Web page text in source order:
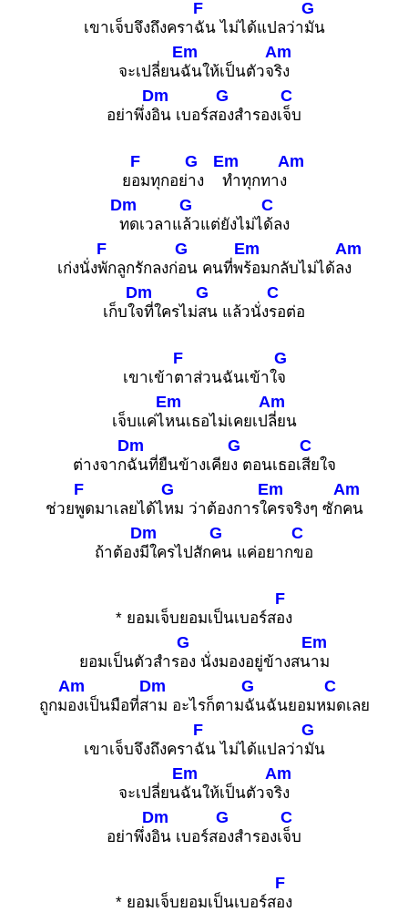
เขาเจ็บจึงถึงครา
F
ฉัน ไม่ได้แปลว่า
G
มัน
จะเปลี่ยน
Em
ฉันให้เป็นตัวจ
Am
ริง
อย่าพึ่ง
Dm
อิน เบอร์ส
G
องสำรองเ
C
จ็บ
ย
F
อมทุกอย่
G
าง
Em
ทำทุกทาง
Am
Dm
ทดเวลาแ
G
ล้วแต่ยังไม่ไ
C
ด้ลง
เก่งนั่ง
F
พักลูกรักลงก่
G
อน คนที่พ
Em
ร้อมกลับไม่ได้ล
Am
ง
เก็บใ
Dm
จที่ใครไม่
G
สน แล้วนั่ง
C
รอต่อ
เขาเข้า
F
ตาส่วนฉันเข้าใ
G
จ
เจ็บแค่ไ
Em
หนเธอไม่เคยเป
Am
ลี่ยน
ต่างจาก
Dm
ฉันที่ยืนข้างเคีย
G
ง ตอนเธอเ
C
สียใจ
ช่วย
F
พูดมาเลยได้ไ
G
หม ว่าต้องการใ
Em
ครจริงๆ ซัก
Am
คน
ถ้าต้อง
Dm
มีใครไปสัก
G
คน แค่อยาก
C
ขอ
* ยอมเจ็บยอมเป็นเบอร์ส
F
อง
ยอมเป็นตัวสำร
G
อง นั่งมองอยู่ข้างสน
Em
าม
ถูกม
Am
องเป็นมือที่ส
Dm
าม อะไรก็ตาม
G
ฉันฉันยอมห
C
มดเลย
เขาเจ็บจึงถึงครา
F
ฉัน ไม่ได้แปลว่า
G
มัน
จะเปลี่ยน
Em
ฉันให้เป็นตัวจ
Am
ริง
อย่าพึ่ง
Dm
อิน เบอร์ส
G
องสำรองเ
C
จ็บ
* ยอมเจ็บยอมเป็นเบอร์ส
F
อง